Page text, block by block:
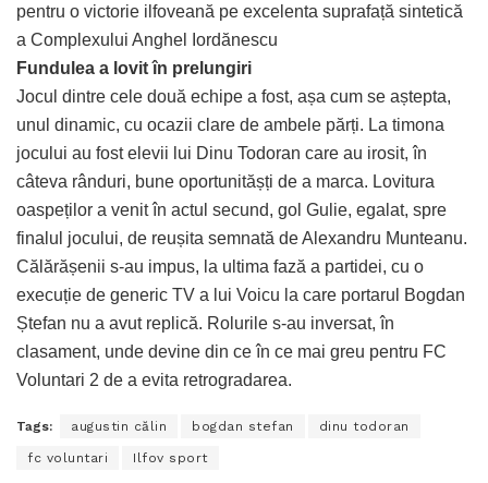
pentru o victorie ilfoveană pe excelenta suprafață sintetică
a Complexului Anghel Iordănescu
Fundulea a lovit în prelungiri
Jocul dintre cele două echipe a fost, așa cum se aștepta,
unul dinamic, cu ocazii clare de ambele părți. La timona
jocului au fost elevii lui Dinu Todoran care au irosit, în
câteva rânduri, bune oportunitășți de a marca. Lovitura
oaspeților a venit în actul secund, gol Gulie, egalat, spre
finalul jocului, de reușita semnată de Alexandru Munteanu.
Călărășenii s-au impus, la ultima fază a partidei, cu o
execuție de generic TV a lui Voicu la care portarul Bogdan
Ștefan nu a avut replică. Rolurile s-au inversat, în
clasament, unde devine din ce în ce mai greu pentru FC
Voluntari 2 de a evita retrogradarea.
Tags: augustin călin bogdan stefan dinu todoran
fc voluntari Ilfov sport